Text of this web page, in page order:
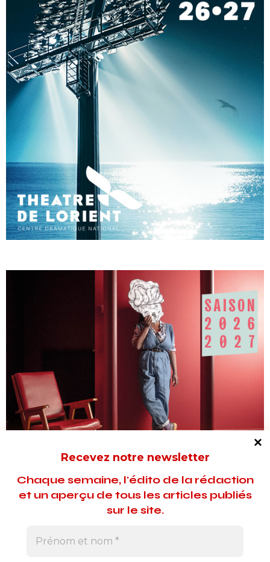
Recevez notre newsletter
Chaque semaine, l'édito de la rédaction
et un aperçu de tous les articles publiés
sur le site.